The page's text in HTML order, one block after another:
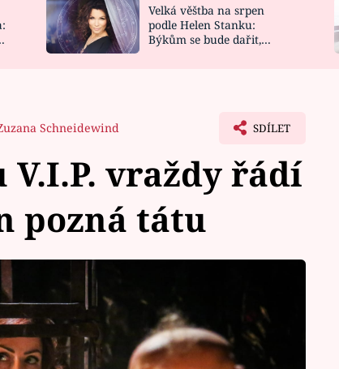
NOVINKY
VIDEORECEPTY
DESIGN
Velká věštba na srpen
podle Helen Stanku:
Býkům se bude dařit,
Schneidewind SDÍLET
vraždy řádí
pozná tátu